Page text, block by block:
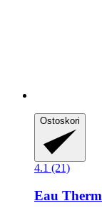
Ostoskori
4.1 (21)
Eau